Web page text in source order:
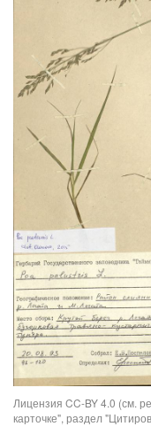
Лицензия CC-BY 4.0 (см.
карточке", раздел